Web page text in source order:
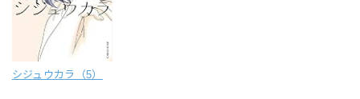
シジュウカラ（5）